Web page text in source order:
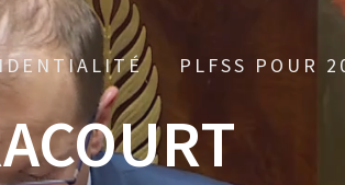
PLFSS POUR